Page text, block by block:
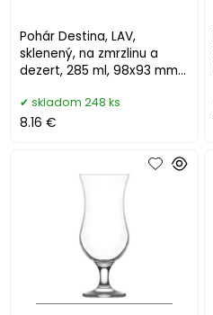
Pohár Destina, LAV,
sklenený, na zmrzlinu a
dezert, 285 ml, 98x93 mm,
skladom 248 ks
8.16 €